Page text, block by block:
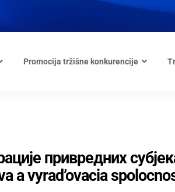
Promocija tržišne konkurencije
привредних
vyrad’ovacia